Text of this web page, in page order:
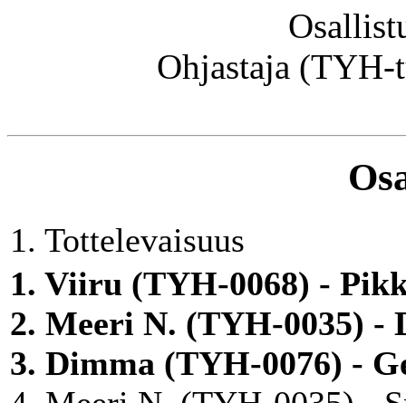
Ohjastaja
1. Tottelevaisuus
1. Viiru (TYH-0068) -
2. Meeri N. (TYH-0035) -
3. Dimma (TYH-0076) -